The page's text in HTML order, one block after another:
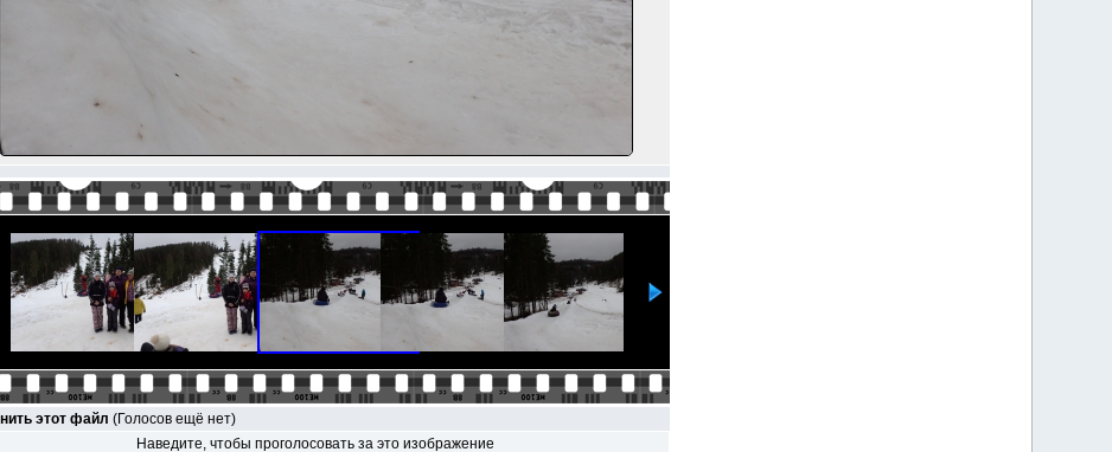
этот файл (Голосов ещё нет)
Наведите, чтобы проголосовать за это изображение